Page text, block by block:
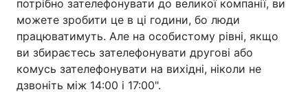
потрібно зателефонувати до великої компанії, ви
можете зробити це в ці години, бо люди
працюватимуть. Але на особистому рівні, якщо
ви збираєтесь зателефонувати другові або
комусь зателефонувати на вихідні, ніколи не
дзвоніть між 14:00 і 17:00".